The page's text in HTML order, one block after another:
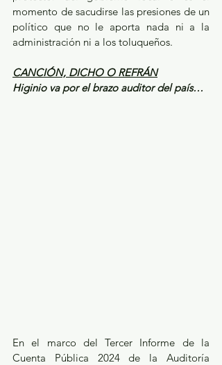
momento de sacudirse las presiones de un
político que no le aporta nada ni a la
administración ni a los toluqueños.
CANCIÓN, DICHO O REFRÁN
Higinio va por el brazo auditor del país…
En el marco del Tercer Informe de la
Cuenta Pública 2024 de la Auditoría